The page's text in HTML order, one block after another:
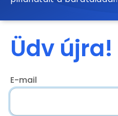
Üdv újra!
E-mail